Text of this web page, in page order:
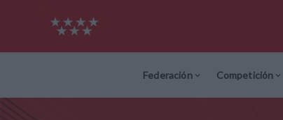
Federación Competición